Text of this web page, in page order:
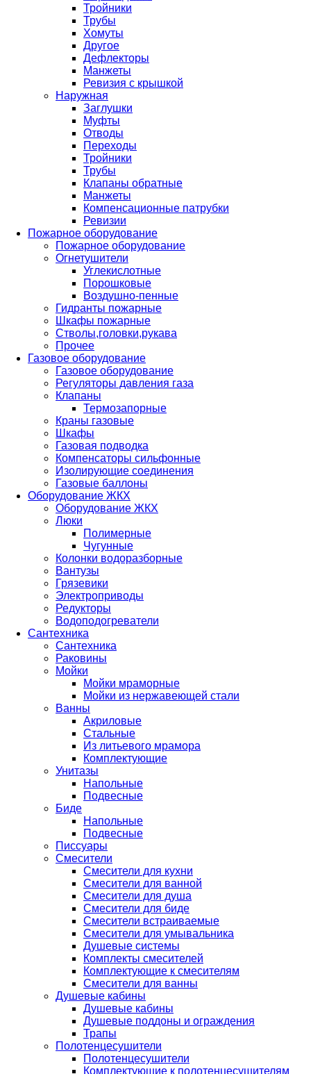
Тройники
Трубы
Хомуты
Другое
Дефлекторы
Манжеты
Ревизия с крышкой
Наружная
Заглушки
Муфты
Отводы
Переходы
Тройники
Трубы
Клапаны обратные
Манжеты
Компенсационные патрубки
Ревизии
Пожарное оборудование
Пожарное оборудование
Огнетушители
Углекислотные
Порошковые
Воздушно-пенные
Гидранты пожарные
Шкафы пожарные
Стволы,головки,рукава
Прочее
Газовое оборудование
Газовое оборудование
Регуляторы давления газа
Клапаны
Термозапорные
Краны газовые
Шкафы
Газовая подводка
Компенсаторы сильфонные
Изолирующие соединения
Газовые баллоны
Оборудование ЖКХ
Оборудование ЖКХ
Люки
Полимерные
Чугунные
Колонки водоразборные
Вантузы
Грязевики
Электроприводы
Редукторы
Водоподогреватели
Сантехника
Сантехника
Раковины
Мойки
Мойки мраморные
Мойки из нержавеющей стали
Ванны
Акриловые
Стальные
Из литьевого мрамора
Комплектующие
Унитазы
Напольные
Подвесные
Биде
Напольные
Подвесные
Писсуары
Смесители
Смесители для кухни
Смесители для ванной
Смесители для душа
Смесители для биде
Смесители встраиваемые
Смесители для умывальника
Душевые системы
Комплекты смесителей
Комплектующие к смесителям
Смесители для ванны
Душевые кабины
Душевые кабины
Душевые поддоны и ограждения
Трапы
Полотенцесушители
Полотенцесушители
Комплектующие к полотенцесушителям